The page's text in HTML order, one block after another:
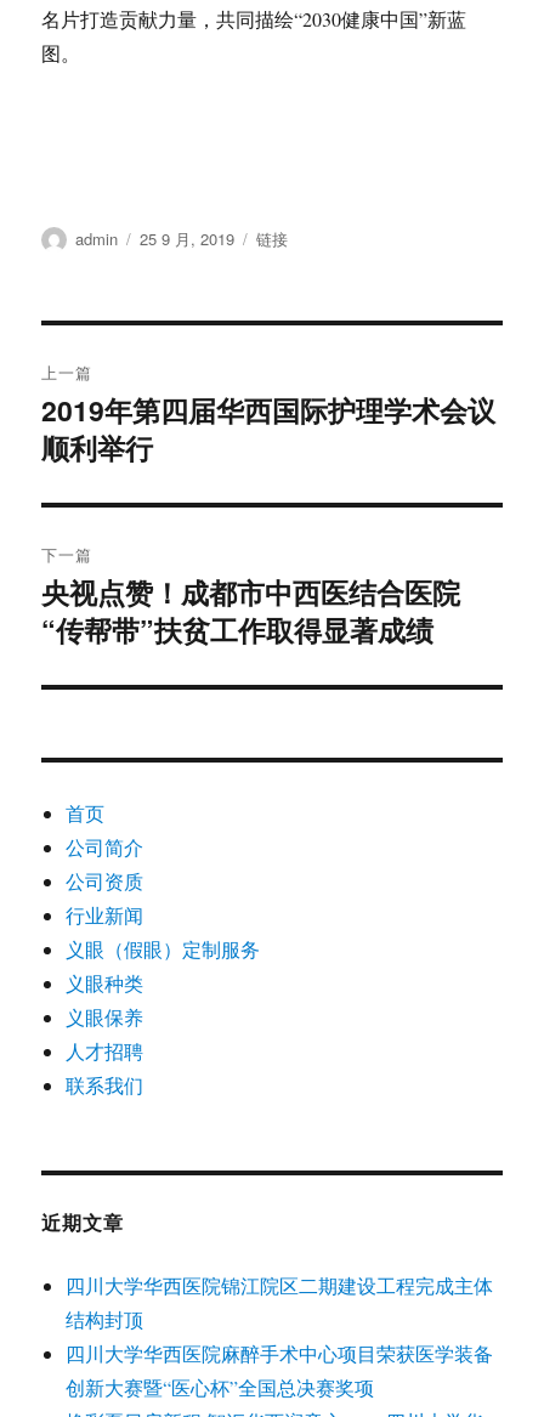
名片打造贡献力量，共同描绘“2030健康中国”新蓝
图。
作
admin
发
25 9 月, 2019
格
链接
章
导
航
上一篇
上
篇
章：
2019年第四届华西国际护理学术会议
顺利举行
下一篇
下
篇
章：
央视点赞！成都市中西医结合医院
“传帮带”扶贫工作取得显著成绩
首页
公司简介
公司资质
行业新闻
义眼（假眼）定制服务
义眼种类
义眼保养
人才招聘
联系我们
近期文章
四川大学华西医院锦江院区二期建设工程完成主体
结构封顶
四川大学华西医院麻醉手术中心项目荣获医学装备
创新大赛暨“医心杯”全国总决赛奖项